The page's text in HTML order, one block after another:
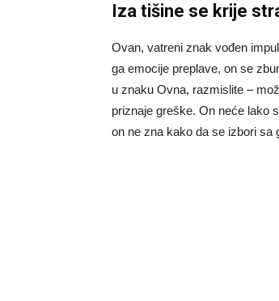
Iza tišine se krije
Ovan, vatreni znak vođen
ga emocije preplave, on se
u znaku Ovna, razmislite –
priznaje greške. On neće lako
on ne zna kako da se izbori sa